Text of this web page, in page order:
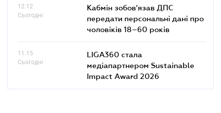
12.12
Сьогодні
Кабмін зобов'язав ДПС
передати персональні дані про
чоловіків 18–60 років
11.15
Сьогодні
LIGA360 стала
медіапартнером Sustainable
Impact Award 2026